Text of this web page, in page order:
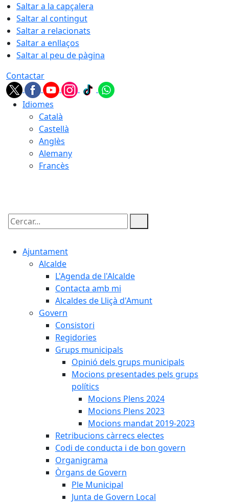
Saltar a la capçalera
Saltar al contingut
Saltar a relacionats
Saltar a enllaços
Saltar al peu de pàgina
Contactar
Idiomes
Català
Castellà
Anglès
Alemany
Francès
Cercar:
Ajuntament
Alcalde
L'Agenda de l'Alcalde
Contacta amb mi
Alcaldes de Lliçà d'Amunt
Govern
Consistori
Regidories
Grups municipals
Opinió dels grups municipals
Mocions presentades pels grups
polítics
Mocions Plens 2024
Mocions Plens 2023
Mocions mandat 2019-2023
Retribucions càrrecs electes
Codi de conducta i de bon govern
Organigrama
Òrgans de Govern
Ple Municipal
Junta de Govern Local